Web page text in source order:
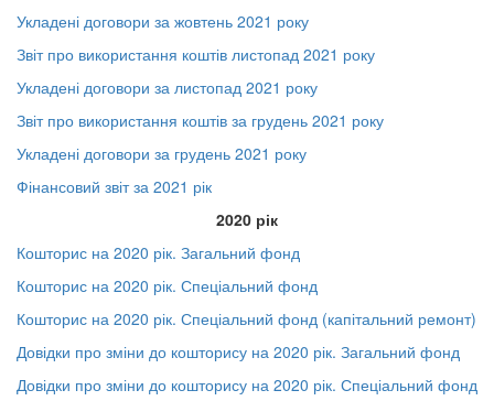
Укладені договори за жовтень 2021 року
Звіт про використання коштів листопад 2021 року
Укладені договори за листопад 2021 року
Звіт про використання коштів за грудень 2021 року
Укладені договори за грудень 2021 року
Фінансовий звіт за 2021 рік
2020 рік
Кошторис на 2020 рік. Загальний фонд
Кошторис на 2020 рік. Спеціальний фонд
Кошторис на 2020 рік. Спеціальний фонд (капітальний ремонт)
Довідки про зміни до кошторису на 2020 рік. Загальний фонд
Довідки про зміни до кошторису на 2020 рік. Спеціальний фонд